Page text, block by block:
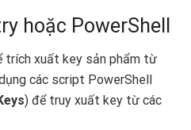
hoặc PowerShell
trích xuất key sản phẩm từ
các script PowerShell
) để truy xuất key từ các